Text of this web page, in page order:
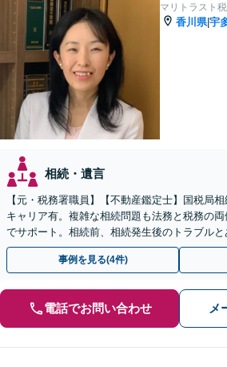
マリトラスト
香川県|宇
相続・遺言
【元・税務署職員】【不動産鑑定士】国税局
キャリア有。複雑な相続問題も法務と税務の
でサポート。相続前、相続発生後のトラブルと
相談に対応します【駐車場あり】【電話・
事例を見る(4件)
電話でお問い合わせ メ